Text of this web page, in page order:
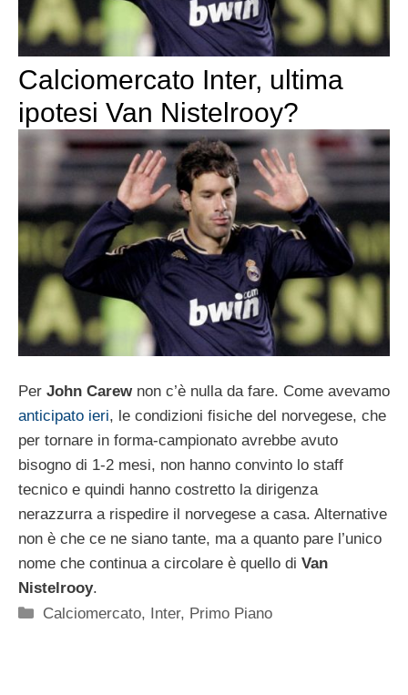
Calciomercato Inter, ultima
ipotesi Van Nistelrooy?
Per John Carew non c’è nulla da fare. Come avevamo
anticipato ieri, le condizioni fisiche del norvegese, che
per tornare in forma-campionato avrebbe avuto
bisogno di 1-2 mesi, non hanno convinto lo staff
tecnico e quindi hanno costretto la dirigenza
nerazzurra a rispedire il norvegese a casa. Alternative
non è che ce ne siano tante, ma a quanto pare l’unico
nome che continua a circolare è quello di Van
Nistelrooy.
Categorie
Calciomercato, Inter, Primo Piano